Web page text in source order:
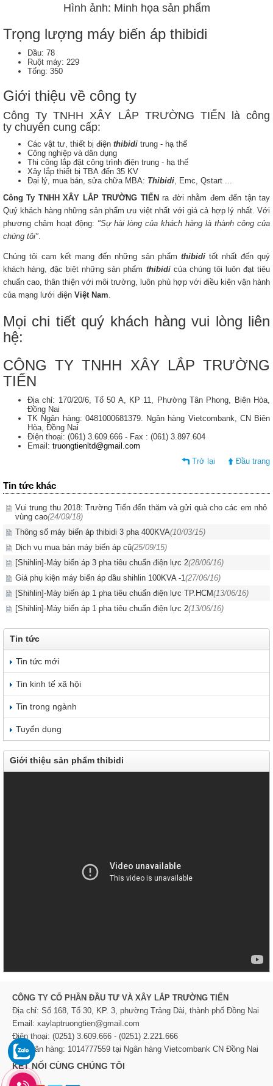
Hình ảnh: Minh họa sản phẩm
Trọng lượng máy biến áp thibidi
Dầu: 78
Ruột máy: 229
Tổng: 350
Giới thiệu về công ty
Công Ty TNHH XÂY LẮP TRƯỜNG TIẾN là công
ty chuyên cung cấp:
Các vật tư, thiết bị điện thibidi trung - hạ thế
Công nghiệp và dân dụng
Thi công lắp đặt công trình điện trung - hạ thế
Xây lắp thiết bị TBA đến 35 KV
Đại lý, mua bán, sửa chữa MBA: Thibidi , Emc, Qstart ...
Công Ty TNHH XÂY LẮP TRƯỜNG TIẾNra đời nhằm đem đến tận tay
Quý khách hàng những sản phẩm ưu việt nhất với giá cả hợp lý nhất. Với
phương châm hoạt động: "Sự hài lòng của khách hàng là thành công của
chúng tôi"
Chúng tôi cam kết mang đến những sản phẩm thibiditốt nhất đến quý
khách hàng, đặc biệt những sản phẩm thibidicủa chúng tôi luôn đạt tiêu
chuẩn cao, thân thiện với môi trường, luôn phù hợp với điều kiên vận hành
của mạng lưới điện Việt Nam
Mọi chi tiết quý khách hàng vui lòng liên
hệ:
CÔNG TY TNHH XÂY LẮP TRƯỜNG
TIẾN
Địa chỉ: 170/20/6, Tổ 50 A, KP 11, Phường Tân Phong, Biên Hòa,
Đồng Nai
TK Ngân hàng: 0481000681379. Ngân hàng Vietcombank, CN Biên
Hòa, Đồng Nai
Điện thoại: (061) 3.609.666 - Fax : (061) 3.897.604
Email: truongtienltd@gmail.com
Trở lại
Đầu trang
Tin tức khác
Vui trung thu 2018: Trường Tiến đến thăm và gửi quà cho các em nhỏ
vùng cao(24/09/18)
Thông số máy biến áp thibidi 3 pha 400KVA(10/03/15)
Dịch vụ mua bán máy biến áp cũ(25/09/15)
[Shihlin]-Máy biến áp 3 pha tiêu chuẩn điện lực 2(28/06/16)
Giá phụ kiện máy biến áp dầu shihlin 100KVA -1(27/06/16)
[Shihlin]-Máy biến áp 1 pha tiêu chuẩn điện lực TP.HCM(13/06/16)
[Shihlin]-Máy biến áp 1 pha tiêu chuẩn điện lực 2(13/06/16)
Tin tức
Tin tức mới
Tin kinh tế xã hội
Tin trong ngành
Tuyển dụng
Giới thiệu sản phẩm thibidi
CÔNG TY CỔ PHẦN ĐẦU TƯ VÀ XÂY LẮP TRƯỜNG TIẾN
Địa chỉ: Số 168, Tổ 30, KP. 3, phường Trảng Dài, thành phố Đồng Nai
Email: xaylaptruongtien@gmail.com
Điện thoại: (0251) 3.609.666 - (0251) 2.221.666
TK Ngân hàng: 1014777559 tại Ngân hàng Vietcombank CN Đồng Nai
KẾT NỐI CÙNG CHÚNG TÔI